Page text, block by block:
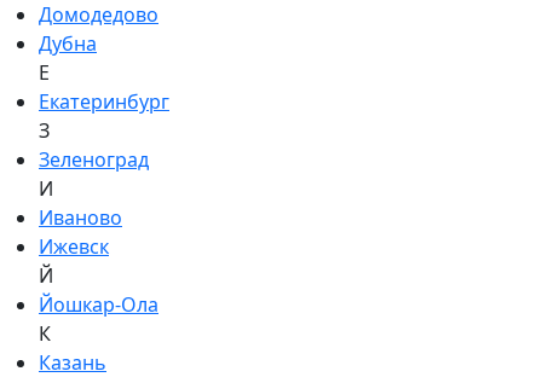
Домодедово
Дубна
Е
Екатеринбург
З
Зеленоград
И
Иваново
Ижевск
Й
Йошкар-Ола
К
Казань